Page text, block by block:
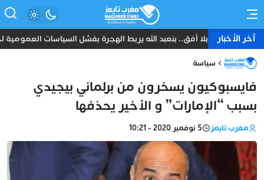
آخر الأخبار
شباب بلا أفق.. بنعبد الله يربط الهجرة بفشل السياسات العمومية
سياسة
فايسبوكيون يسخرون من برلماني بيجيدي
بسبب “الإمارات” و الأخير يحذفها
مغرب تايمز 5 نوفمبر 2020 - 10:21